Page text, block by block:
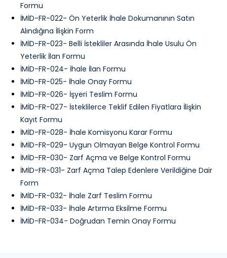
Formu
İMİD-FR-022- Ön Yeterlik İhale Dokumanının Satın
Alındığına İlişkin Form
İMİD-FR-023- Belli İstekliler Arasında İhale Usulu Ön
Yeterlik İlan Formu
İMİD-FR-024- İhale İlan Formu
İMİD-FR-025- İhale Onay Formu
İMİD-FR-026- İşyeri Teslim Formu
İMİD-FR-027- İsteklilerce Teklif Edilen Fiyatlara İlişkin
Kayıt Formu
İMİD-FR-028- İhale Komisyonu Karar Formu
İMİD-FR-029- Uygun Olmayan Belge Kontrol Formu
İMİD-FR-030- Zarf Açma ve Belge Kontrol Formu
İMİD-FR-031- Zarf Açma Talep Edenlere Verildiğine Dair
Form
İMİD-FR-032- İhale Zarf Teslim Formu
İMİD-FR-033- İhale Artırma Eksilme Formu
İMİD-FR-034- Doğrudan Temin Onay Formu